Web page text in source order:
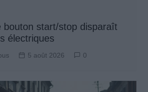
bouton start/stop disparaît
électriques
5 août 2026 0